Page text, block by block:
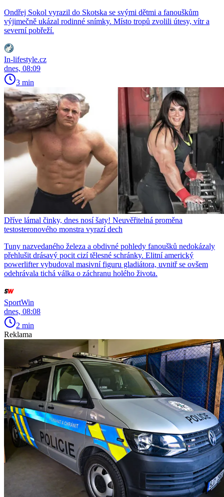
Ondřej Sokol vyrazil do Skotska se svými dětmi a fanouškům
výjimečně ukázal rodinné snímky. Místo tropů zvolili útesy, vítr a
severní pobřeží.
In-lifestyle.cz
dnes, 08:09
3 min
Dříve lámal činky, dnes nosí šaty! Neuvěřitelná proměna
testosteronového monstra vyrazí dech
Tuny nazvedaného železa a obdivné pohledy fanoušků nedokázaly
přehlušit drásavý pocit cizí tělesné schránky. Elitní americký
powerlifter vybudoval masivní figuru gladiátora, uvnitř se ovšem
odehrávala tichá válka o záchranu holého života.
SportWin
dnes, 08:08
2 min
Reklama